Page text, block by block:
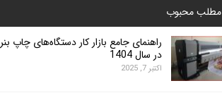
مطلب محبوب
راهنمای جامع بازار کار دستگاه‌های چاپ بنر
در سال 1404
اکتبر 7, 2025